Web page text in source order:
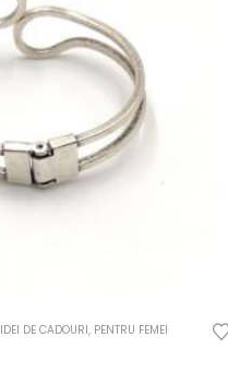
IDEI DE CADOURI, PENTRU FEMEI